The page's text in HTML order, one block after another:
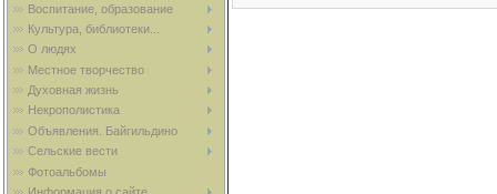
Воспитание, образование
Культура, библиотеки...
О людях
Местное творчество
Духовная жизнь
Некрополистика
Объявления. Байгильдино
Сельские вести
Фотоальбомы